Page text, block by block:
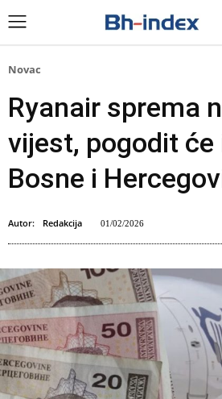
Novac
Ryanair sprema
vijest, pogodit će
Bosne i
Autor: Redakcija 01/02/2026